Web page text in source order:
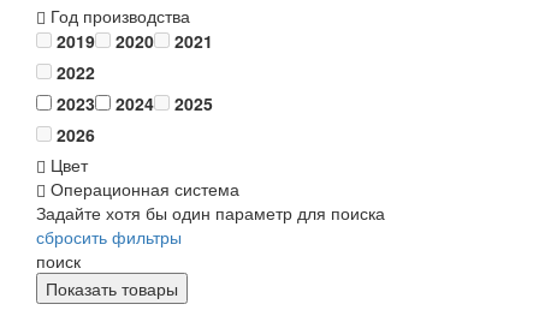
Год производства
2019
2020
2021
2022
2023
2024
2025
2026
Цвет
Операционная система
Задайте хотя бы один параметр для поиска
сбросить фильтры
поиск